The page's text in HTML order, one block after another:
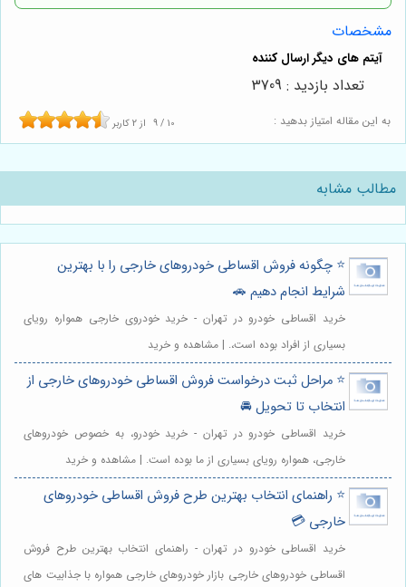
مشخصات
به این مقاله امتیاز بدهید : 9/ 10 از 2کاربر
تعداد بازدید : 3709
مطالب مشابه
⭐️ چگونه فروش اقساطی خودروهای خارجی را با بهترین
شرایط انجام دهیم 🚗
خرید اقساطی خودرو در تهران - خرید خودروی خارجی همواره رویای
بسیاری از افراد بوده است،. | مشاهده و خرید
⭐️ مراحل ثبت درخواست فروش اقساطی خودروهای خارجی از
انتخاب تا تحویل 🚘
خرید اقساطی خودرو در تهران - خرید خودرو، به خصوص خودروهای
خارجی، همواره رویای بسیاری از ما بوده است. | مشاهده و خرید
⭐️ راهنمای انتخاب بهترین طرح فروش اقساطی خودروهای
خارجی 💳
خرید اقساطی خودرو در تهران - راهنمای انتخاب بهترین طرح فروش
اقساطی خودروهای خارجی بازار خودروهای خارجی همواره با جذابیت های